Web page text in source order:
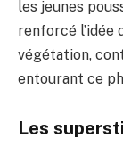
les jeunes
renforcé l’idée
végétation,
entourant ce
Les